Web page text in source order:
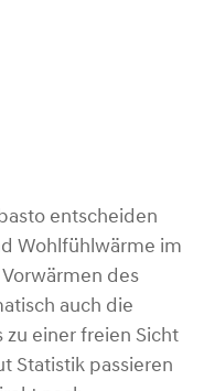
entscheiden
Wohlfühlwärme im
des
auch die
zu einer freien Sicht
Statistik passieren